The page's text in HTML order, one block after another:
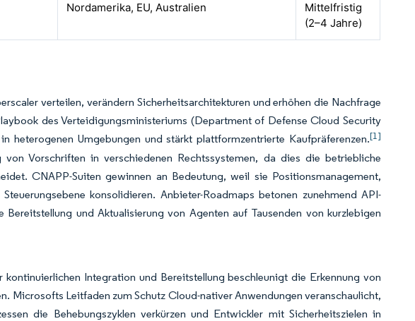
Nordamerika, EU, Australien
Mittelfristig
(2–4 Jahre)
verteilen, verändern Sicherheitsarchitekturen und erhöhen die Nachfrage
des Verteidigungsministeriums (Department of Defense Cloud Security
heterogenen Umgebungen und stärkt plattformzentrierte Kaufpräferenzen.[1]
Vorschriften in verschiedenen Rechtssystemen, da dies die betriebliche
CNAPP-Suiten gewinnen an Bedeutung, weil sie Positionsmanagement,
konsolidieren. Anbieter-Roadmaps betonen zunehmend API-
und Aktualisierung von Agenten auf Tausenden von kurzlebigen
Integration und Bereitstellung beschleunigt die Erkennung von
Microsofts Leitfaden zum Schutz Cloud-nativer Anwendungen veranschaulicht,
die Behebungszyklen verkürzen und Entwickler mit Sicherheitszielen in